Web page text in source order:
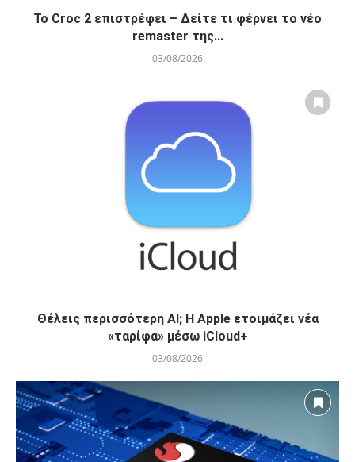
Το Croc 2 επιστρέφει – Δείτε τι φέρνει το νέο
remaster της...
03/08/2026
Θέλεις περισσότερη AI; Η Apple ετοιμάζει νέα
«ταρίφα» μέσω iCloud+
03/08/2026